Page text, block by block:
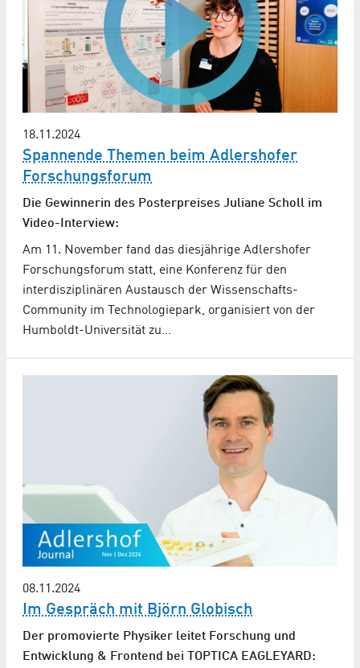
18.11.2024
Spannende Themen beim Adlershofer
Forschungsforum
Die Gewinnerin des Posterpreises Juliane Scholl im
Video-Interview:
Am 11. November fand das diesjährige Adlershofer
Forschungsforum statt, eine Konferenz für den
interdisziplinären Austausch der Wissenschafts-
Community im Technologiepark, organisiert von der
Humboldt-Universität zu…
08.11.2024
Im Gespräch mit Björn Globisch
Der promovierte Physiker leitet Forschung und
Entwicklung & Frontend bei TOPTICA EAGLEYARD: